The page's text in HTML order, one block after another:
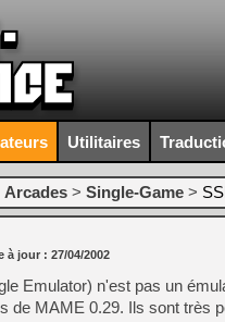
Utilitaires
Arcades > Single-Game >
à jour : 27/04/2002
Emulator) n'est pas un
de MAME 0.29. Ils sont très